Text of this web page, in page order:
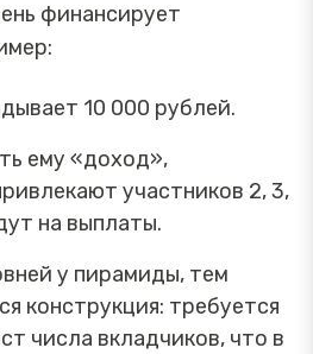
финансирует
10 000 рублей.
ему «доход»,
участников 2, 3,
на выплаты.
у пирамиды, тем
конструкция: требуется
числа вкладчиков, что в